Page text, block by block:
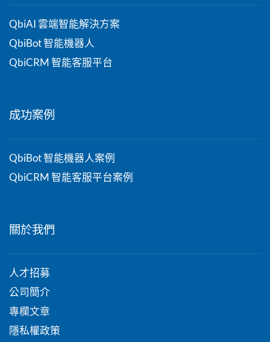
QbiAI 雲端智能解決方案
QbiBot 智能機器人
QbiCRM 智能客服平台
成功案例
QbiBot 智能機器人案例
QbiCRM 智能客服平台案例
關於我們
人才招募
公司簡介
專欄文章
隱私權政策